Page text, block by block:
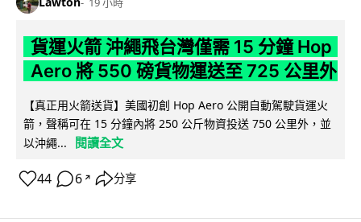
貨運火箭 沖繩飛台灣僅需 15 分鐘 Hop
Aero 將 550 磅貨物運送至 725 公里外
【真正用火箭送貨】美國初創 Hop Aero 公開自動駕駛貨運火
箭，聲稱可在 15 分鐘內將 250 公斤物資投送 750 公里外，並
以沖繩...
閱讀全文
44 6 ↗ 分享